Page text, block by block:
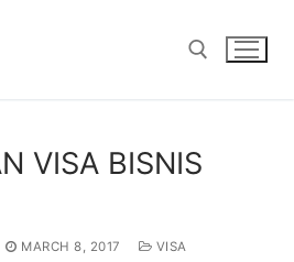
VISA BISNIS
MARCH 8, 2017
VISA